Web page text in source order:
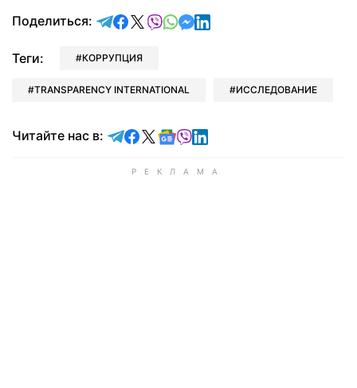
Поделиться: отправить в Telegram
поделиться в Facebook
поделиться в X
отправить в Viber
отправить в Whatsapp
отправить в Messenger
отправить в LinkedIn
Теги: КОРРУПЦИЯ
TRANSPARENCY INTERNATIONAL ИССЛЕДОВАНИЕ
Читайте нас в: Читайте в Telegram
Читайте в Facebook
Читайте в X
Читайте в Google news
Читайте в Viber
Читайте в LinkedIn